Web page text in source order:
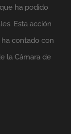
ha podido
Esta acción
contado con
la Cámara de